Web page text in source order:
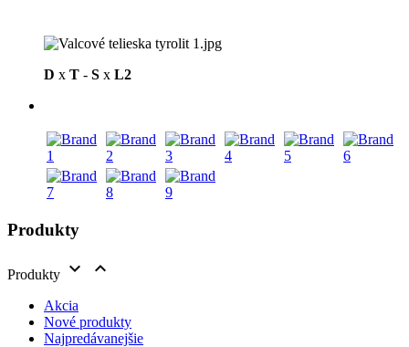
D x T - S x L2
Produkty
Produkty  
Akcia
Nové produkty
Najpredávanejšie